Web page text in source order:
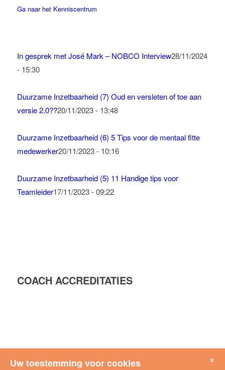
Ga naar het Kenniscentrum
In gesprek met José Mark – NOBCO Interview28/11/2024
- 15:30
Duurzame Inzetbaarheid (7) Oud en versleten of toe aan
versie 2.0??20/11/2023 - 13:48
Duurzame Inzetbaarheid (6) 5 Tips voor de mentaal fitte
medewerker20/11/2023 - 10:16
Duurzame Inzetbaarheid (5) 11 Handige tips voor
Teamleider17/11/2023 - 09:22
COACH ACCREDITATIES
×
Uw toestemming voor cookies